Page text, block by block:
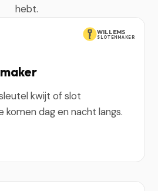
hebt.
WILLEMS
SLOTENMAKER
kwijt of slot
komen dag en nacht langs.